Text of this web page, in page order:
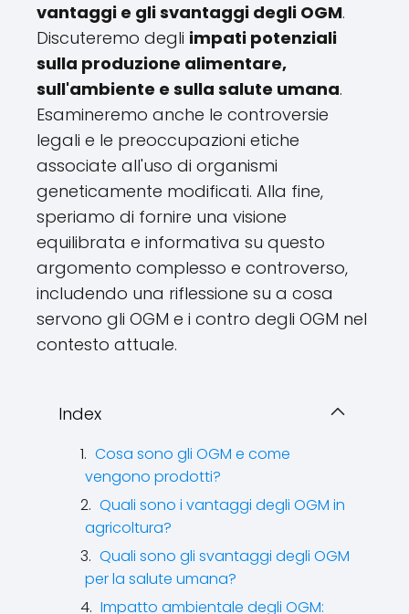
vantaggi e gli svantaggi degli OGM.
Discuteremo degli impati potenziali
sulla produzione alimentare,
sull'ambiente e sulla salute umana.
Esamineremo anche le controversie
legali e le preoccupazioni etiche
associate all'uso di organismi
geneticamente modificati. Alla fine,
speriamo di fornire una visione
equilibrata e informativa su questo
argomento complesso e controverso,
includendo una riflessione su a cosa
servono gli OGM e i contro degli OGM nel
contesto attuale.
Index
Cosa sono gli OGM e come
vengono prodotti?
Quali sono i vantaggi degli OGM in
agricoltura?
Quali sono gli svantaggi degli OGM
per la salute umana?
Impatto ambientale degli OGM: